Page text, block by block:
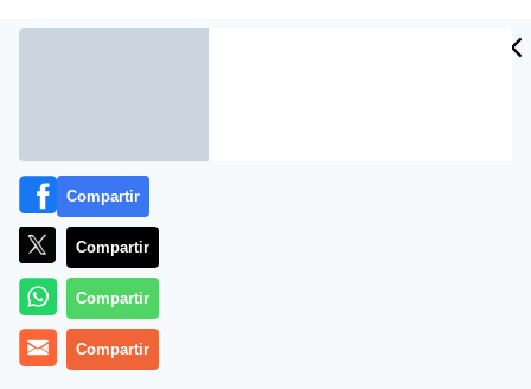
Más información
Compartir
Compartir
Compartir
Compartir